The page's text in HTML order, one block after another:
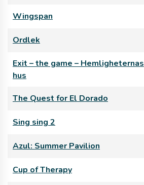
Wingspan
Ordlek
Exit – the game – Hemligheternas
hus
The Quest for El Dorado
Sing sing 2
Azul: Summer Pavilion
Cup of Therapy